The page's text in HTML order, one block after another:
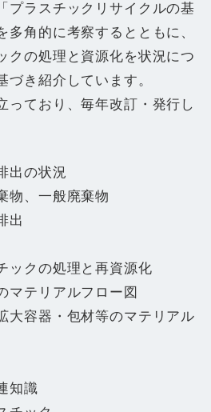
プラスチックリサイクルの基
多角的に考察するとともに、
クの処理と資源化を状況につ
づき紹介しています。
っており、毎年改訂・発行し
出の状況
物、一般廃棄物
出
ックの処理と再資源化
マテリアルフロー図
大容器・包材等のマテリアル
知識